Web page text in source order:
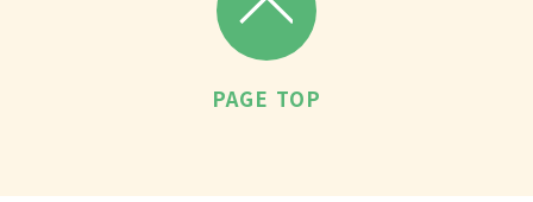
PAGE TOP